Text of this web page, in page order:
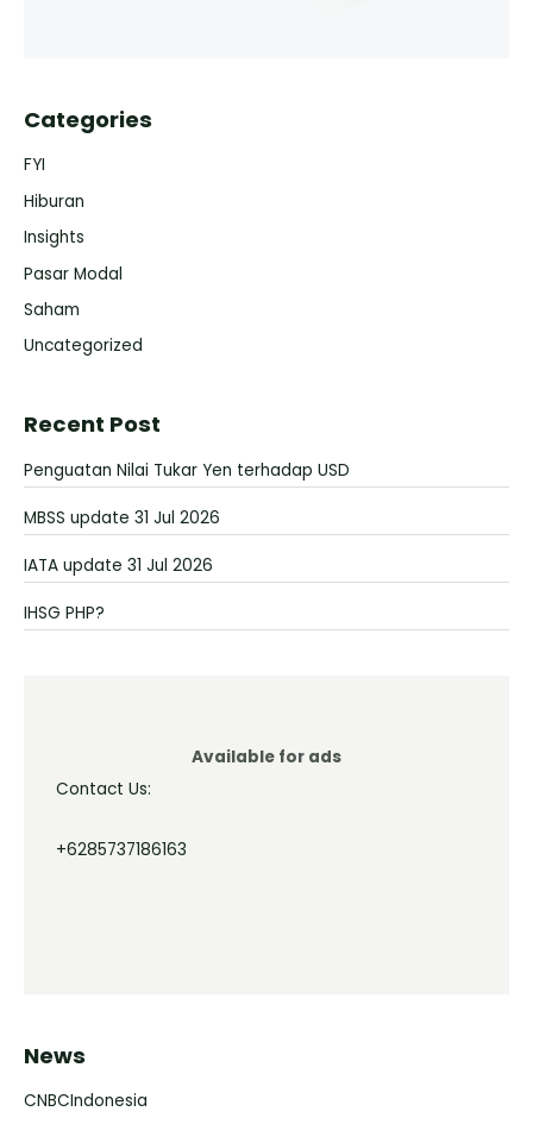
Categories
FYI
Hiburan
Insights
Pasar Modal
Saham
Uncategorized
Recent Post
Penguatan Nilai Tukar Yen terhadap USD
MBSS update 31 Jul 2026
IATA update 31 Jul 2026
IHSG PHP?
Available for ads
Contact Us:
+6285737186163
News
CNBCIndonesia